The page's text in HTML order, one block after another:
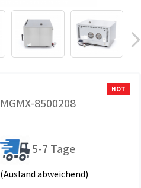
HOT
MGMX-8500208
5-7 Tage
(Ausland abweichend)